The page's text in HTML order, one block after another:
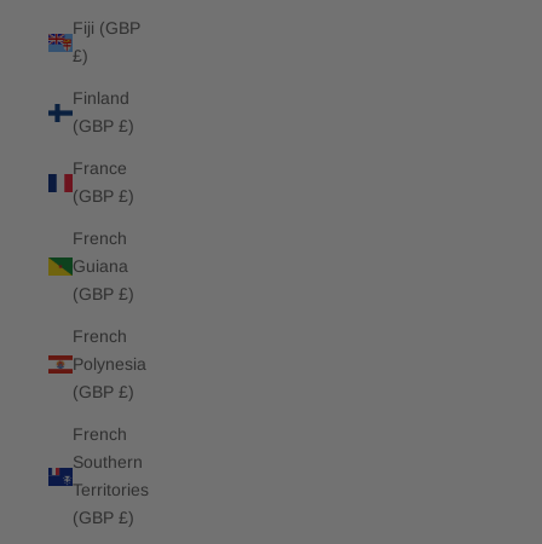
Fiji (GBP
£)
Finland
(GBP £)
France
(GBP £)
French
Guiana
(GBP £)
French
Polynesia
(GBP £)
French
Southern
Territories
(GBP £)